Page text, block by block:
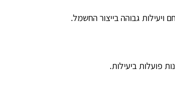
ויעילות גבוהה בייצור החשמל.
פועלות ביעילות.